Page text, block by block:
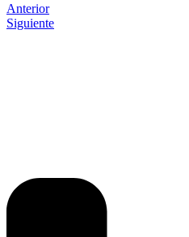
Anterior
Siguiente